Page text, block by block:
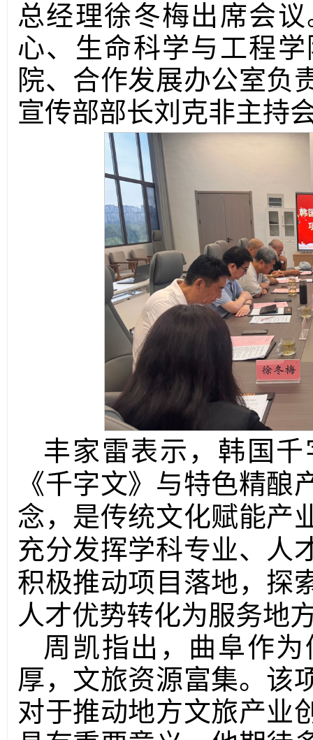
总经理徐冬梅出席会
心、生命科学与工程
院、合作发展办公室负
宣传部部长刘克非主持
丰家雷表示，韩国
《千字文》与特色精
念，是传统文化赋能产
充分发挥学科专业、人
积极推动项目落地，探
人才优势转化为服务地
周凯指出，曲阜作
厚，文旅资源富集。该
对于推动地方文旅产业